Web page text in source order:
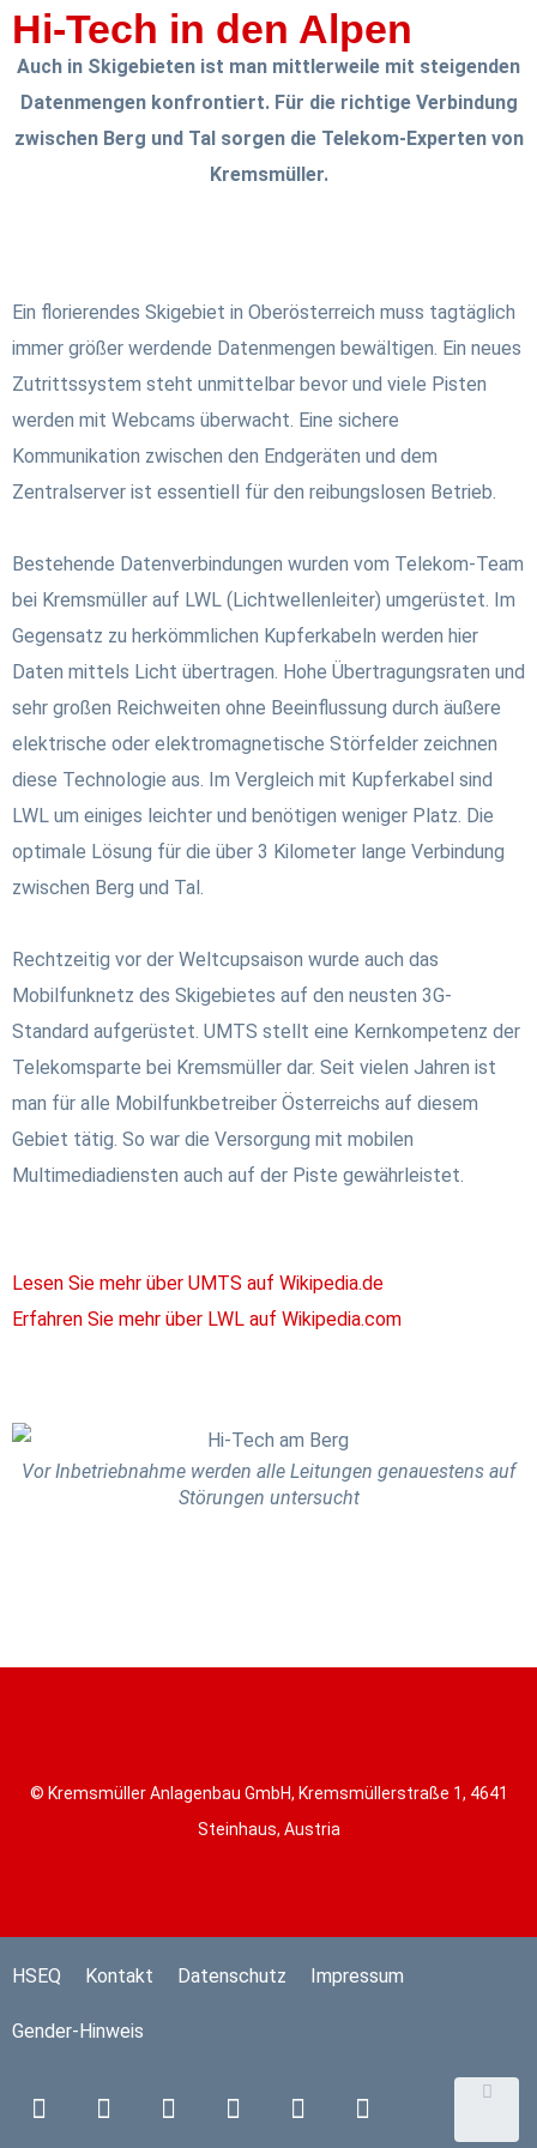
Hi-Tech in den Alpen
Auch in Skigebieten ist man mittlerweile mit steigenden
Datenmengen konfrontiert. Für die richtige Verbindung
zwischen Berg und Tal sorgen die Telekom-Experten von
Kremsmüller.
Ein florierendes Skigebiet in Oberösterreich muss tagtäglich
immer größer werdende Datenmengen bewältigen. Ein neues
Zutrittssystem steht unmittelbar bevor und viele Pisten
werden mit Webcams überwacht. Eine sichere
Kommunikation zwischen den Endgeräten und dem
Zentralserver ist essentiell für den reibungslosen Betrieb.
Bestehende Datenverbindungen wurden vom Telekom-Team
bei Kremsmüller auf LWL (Lichtwellenleiter) umgerüstet. Im
Gegensatz zu herkömmlichen Kupferkabeln werden hier
Daten mittels Licht übertragen. Hohe Übertragungsraten und
sehr großen Reichweiten ohne Beeinflussung durch äußere
elektrische oder elektromagnetische Störfelder zeichnen
diese Technologie aus. Im Vergleich mit Kupferkabel sind
LWL um einiges leichter und benötigen weniger Platz. Die
optimale Lösung für die über 3 Kilometer lange Verbindung
zwischen Berg und Tal.
Rechtzeitig vor der Weltcupsaison wurde auch das
Mobilfunknetz des Skigebietes auf den neusten 3G-
Standard aufgerüstet. UMTS stellt eine Kernkompetenz der
Telekomsparte bei Kremsmüller dar. Seit vielen Jahren ist
man für alle Mobilfunkbetreiber Österreichs auf diesem
Gebiet tätig. So war die Versorgung mit mobilen
Multimediadiensten auch auf der Piste gewährleistet.
Lesen Sie mehr über UMTS auf Wikipedia.de
Erfahren Sie mehr über LWL auf Wikipedia.com
Vor Inbetriebnahme werden alle Leitungen genauestens auf
Störungen untersucht
© Kremsmüller Anlagenbau GmbH, Kremsmüllerstraße 1, 4641
Steinhaus, Austria
HSEQ Kontakt Datenschutz Impressum
Gender-Hinweis